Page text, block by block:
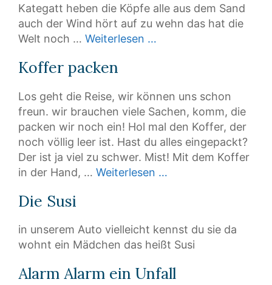
Kategatt heben die Köpfe alle aus dem Sand
auch der Wind hört auf zu wehn das hat die
Welt noch … Weiterlesen …
Koffer packen
Los geht die Reise, wir können uns schon
freun. wir brauchen viele Sachen, komm, die
packen wir noch ein! Hol mal den Koffer, der
noch völlig leer ist. Hast du alles eingepackt?
Der ist ja viel zu schwer. Mist! Mit dem Koffer
in der Hand, … Weiterlesen …
Die Susi
in unserem Auto vielleicht kennst du sie da
wohnt ein Mädchen das heißt Susi
Alarm Alarm ein Unfall